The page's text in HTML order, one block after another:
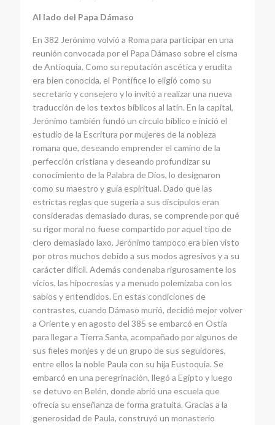
Al lado del Papa Dámaso
En 382 Jerónimo volvió a Roma para participar en una
reunión convocada por el Papa Dámaso sobre el cisma
de Antioquía. Como su reputación ascética y erudita
era bien conocida, el Pontífice lo eligió como su
secretario y consejero y lo invitó a realizar una nueva
traducción de los textos bíblicos al latín. En la capital,
Jerónimo también fundó un círculo bíblico e inició el
estudio de la Escritura por mujeres de la nobleza
romana que, deseando emprender el camino de la
perfección cristiana y deseando profundizar su
conocimiento de la Palabra de Dios, lo designaron
como su maestro y guía espiritual. Dado que las
estrictas reglas que sugería a sus discípulos eran
consideradas demasiado duras, se comprende por qué
su rigor moral no fuese compartido por aquel tipo de
clero demasiado laxo. Jerónimo tampoco era bien visto
por otros muchos debido a sus modos agresivos y a su
carácter difícil. Además condenaba rigurosamente los
vicios, las hipocresías y a menudo polemizaba con los
sabios y entendidos. En estas condiciones de
contrastes, cuando Dámaso murió, decidió mejor volver
a Oriente y en agosto del 385 se embarcó en Ostia
para llegar a Tierra Santa, acompañado por algunos de
sus fieles monjes y de un grupo de sus seguidores,
entre ellos la noble Paula con su hija Eustoquia. Se
embarcó en una peregrinación, llegó a Egipto y luego
se detuvo en Belén, donde abrió una escuela que
ofrecía su enseñanza de forma gratuita. Gracias a la
generosidad de Paula, construyó un monasterio